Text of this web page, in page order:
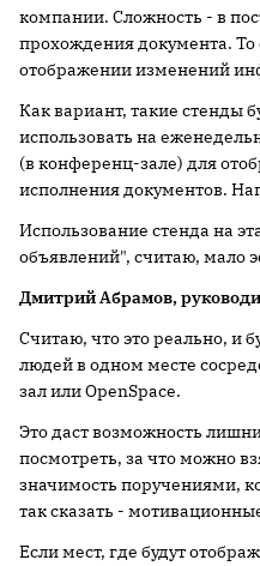
компании. Сложность - в
прохождения документа. То
отображении изменений
Как вариант, такие стенды
использовать на
(в конференц-зале) для
исполнения документов.
Использование стенда на
объявлений", считаю, мало
Дмитрий Абрамов,
Считаю, что это реально, и
людей в одном месте
зал или OpenSpace.
Это даст возможность
посмотреть, за что можно
значимость поручениями,
так сказать -
Если мест, где будут